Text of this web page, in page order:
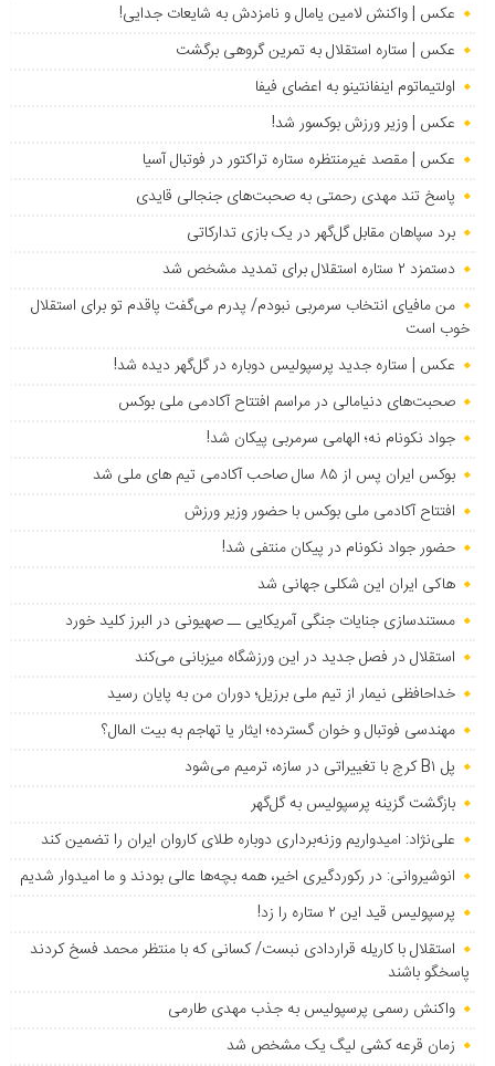
عکس | واکنش لامین یامال و نامزدش به شایعات جدایی!
عکس | ستاره استقلال به تمرین گروهی برگشت
اولتیماتوم اینفانتینو به اعضای فیفا
عکس | وزیر ورزش بوکسور شد!
عکس | مقصد غیرمنتظره ستاره تراکتور در فوتبال آسیا
پاسخ تند مهدی رحمتی به صحبت‌های جنجالی قایدی
برد سپاهان مقابل گل‌گهر در یک بازی تدارکاتی
دستمزد ۲ ستاره استقلال برای تمدید مشخص شد
من مافیای انتخاب سرمربی نبودم/ پدرم می‌گفت پاقدم تو برای استقلال
خوب است
عکس | ستاره جدید پرسپولیس دوباره در گل‌گهر دیده شد!
صحبت‌های دنیامالی در مراسم افتتاح آکادمی ملی بوکس
جواد نکونام نه؛ الهامی سرمربی پیکان شد!
بوکس ایران پس از ۸۵ سال صاحب آکادمی تیم های ملی شد
افتتاح آکادمی ملی بوکس با حضور وزیر ورزش
حضور جواد نکونام در پیکان منتفی شد!
هاکی ایران این شکلی جهانی شد
مستندسازی جنایات جنگی آمریکایی ــ صهیونی در البرز کلید خورد
استقلال در فصل جدید در این ورزشگاه میزبانی می‌کند
خداحافظی نیمار از تیم ملی برزیل؛ دوران من به پایان رسید
مهندسی فوتبال و خوان گسترده؛ ایثار یا تهاجم به بیت المال؟
پل B۱ کرج با تغییراتی در سازه، ترمیم می‌شود
بازگشت گزینه پرسپولیس به ‌گل‌گهر
علی‌نژاد: امیدواریم وزنه‌برداری دوباره طلای کاروان ایران را تضمین کند
انوشیروانی: در رکوردگیری اخیر، همه بچه‌ها عالی بودند و ما امیدوار شدیم
پرسپولیس قید این ۲ ستاره را زد!
استقلال با کاریله قراردادی نبست/ کسانی که با منتظر محمد فسخ کردند
پاسخگو باشند
واکنش رسمی پرسپولیس به جذب مهدی طارمی
زمان قرعه کشی لیگ یک مشخص شد